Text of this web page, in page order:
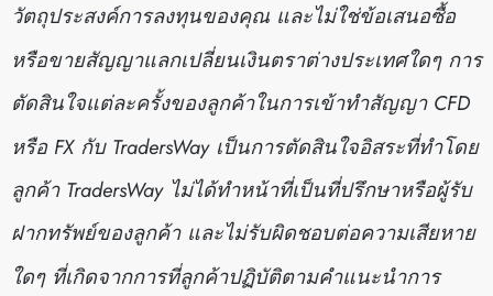
วัตถุประสงค์การลงทุนของคุณ และไม่ใช่ข้อเสนอซื้อ
หรือขายสัญญาแลกเปลี่ยนเงินตราต่างประเทศใดๆ การ
ตัดสินใจแต่ละครั้งของลูกค้าในการเข้าทำสัญญา CFD
หรือ FX กับ TradersWay เป็นการตัดสินใจอิสระที่ทำโดย
ลูกค้า TradersWay ไม่ได้ทำหน้าที่เป็นที่ปรึกษาหรือผู้รับ
ฝากทรัพย์ของลูกค้า และไม่รับผิดชอบต่อความเสียหาย
ใดๆ ที่เกิดจากการที่ลูกค้าปฏิบัติตามคำแนะนำการ